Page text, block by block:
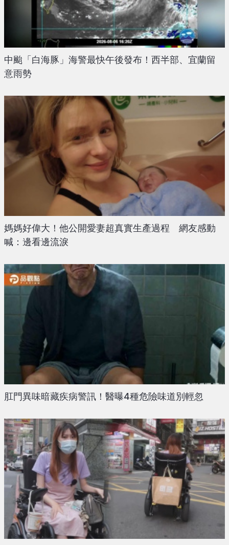
中颱「白海豚」海警最快午後發布！西半部、宜蘭留
意雨勢
媽媽好偉大！他公開愛妻超真實生產過程 網友感動
喊：邊看邊流淚
肛門異味暗藏疾病警訊！醫曝4種危險味道別輕忽